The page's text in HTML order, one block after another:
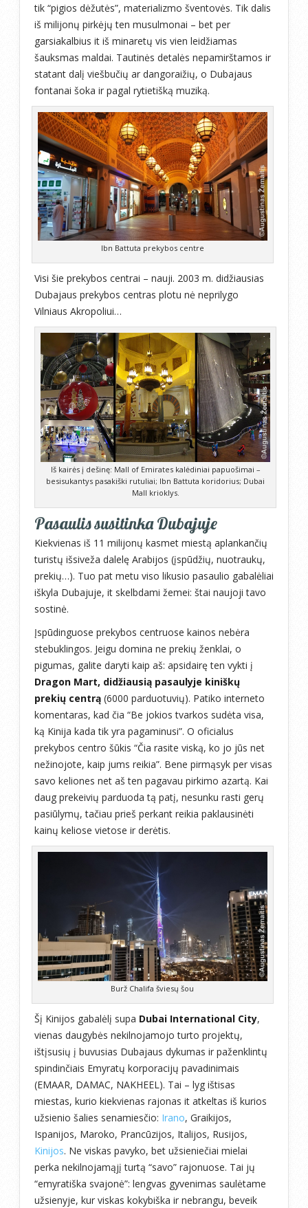
tik “pigios dėžutės”, materializmo šventovės. Tik dalis
iš milijonų pirkėjų ten musulmonai – bet per
garsiakalbius it iš minaretų vis vien leidžiamas
šauksmas maldai. Tautinės detalės nepamirštamos ir
statant dalį viešbučių ar dangoraižių, o Dubajaus
fontanai šoka ir pagal rytietišką muziką.
Ibn Battuta prekybos centre
Visi šie prekybos centrai – nauji. 2003 m. didžiausias
Dubajaus prekybos centras plotu nė neprilygo
Vilniaus Akropoliui…
Iš kairės į dešinę: Mall of Emirates kalėdiniai papuošimai –
besisukantys pasakiški rutuliai; Ibn Battuta koridorius; Dubai
Mall krioklys.
Pasaulis susitinka Dubajuje
Kiekvienas iš 11 milijonų kasmet miestą aplankančių
turistų išsiveža dalelę Arabijos (įspūdžių, nuotraukų,
prekių…). Tuo pat metu viso likusio pasaulio gabalėliai
iškyla Dubajuje, it skelbdami žemei: štai naujoji tavo
sostinė.
Įspūdinguose prekybos centruose kainos nebėra
stebuklingos. Jeigu domina ne prekių ženklai, o
pigumas, galite daryti kaip aš: apsidairę ten vykti į
Dragon Mart, didžiausią pasaulyje kiniškų
prekių centrą (6000 parduotuvių). Patiko interneto
komentaras, kad čia “Be jokios tvarkos sudėta visa,
ką Kinija kada tik yra pagaminusi”. O oficialus
prekybos centro šūkis “Čia rasite viską, ko jo jūs net
nežinojote, kaip jums reikia”. Bene pirmąsyk per visas
savo keliones net aš ten pagavau pirkimo azartą. Kai
daug prekeivių parduoda tą patį, nesunku rasti gerų
pasiūlymų, tačiau prieš perkant reikia paklausinėti
kainų keliose vietose ir derėtis.
Burž Chalifa šviesų šou
Šį Kinijos gabalėlį supa Dubai International City,
vienas daugybės nekilnojamojo turto projektų,
ištįsusių į buvusias Dubajaus dykumas ir paženklintų
spindinčiais Emyratų korporacijų pavadinimais
(EMAAR, DAMAC, NAKHEEL). Tai – lyg ištisas
miestas, kurio kiekvienas rajonas it atkeltas iš kurios
užsienio šalies senamiesčio: Irano, Graikijos,
Ispanijos, Maroko, Prancūzijos, Italijos, Rusijos,
Kinijos. Ne viskas pavyko, bet užsieniečiai mielai
perka nekilnojamąjį turtą “savo” rajonuose. Tai jų
“emyratiška svajonė”: lengvas gyvenimas saulėtame
užsienyje, kur viskas kokybiška ir nebrangu, beveik